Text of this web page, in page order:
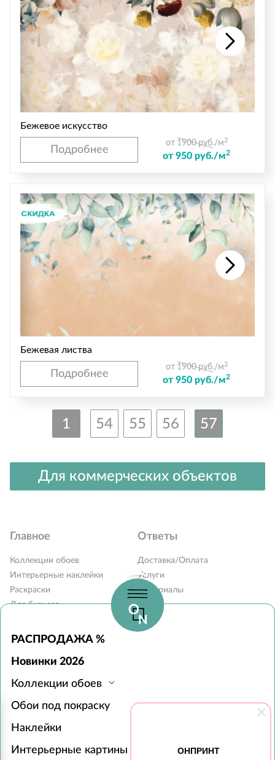
ОНПРИНТ
РАСПРОДАЖА %
Новинки 2026
Коллекции обоев
Обои под покраску
Наклейки
Интерьерные картины
Бежевое искусство
Подробнее
от 1900 руб./м 2
от 950 руб./м2
Бежевая листва
Подробнее
от 1900 руб./м 2
от 950 руб./м2
1 54 55 56 57
Для коммерческих объектов
Главное
Коллекции обоев
Интерьерные наклейки
Раскраски
Для бизнеса
Ответы
Доставка/Оплата
Услуги
Материалы
Блог
Вопросы и ответы
Контакты
с 10:00 до 19:00 без выходных
+7 (495) 134-13-56